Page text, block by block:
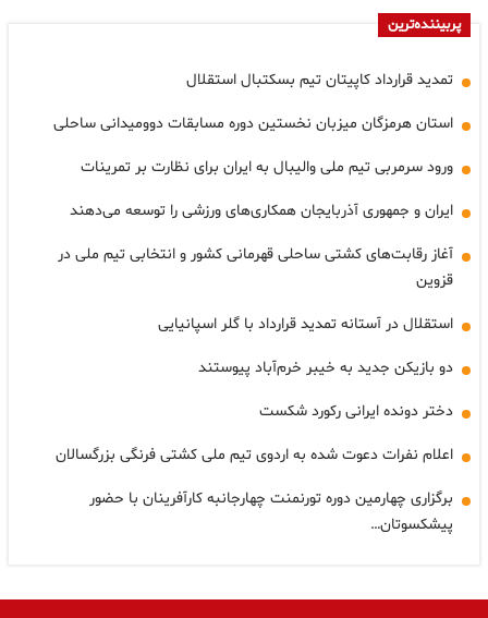
پربیننده‌ترین
تمدید قرارداد کاپیتان تیم بسکتبال استقلال
استان هرمزگان میزبان نخستین دوره مسابقات دوومیدانی ساحلی
ورود سرمربی تیم ملی والیبال به ایران برای نظارت بر تمرینات
ایران و جمهوری آذربایجان همکاری‌های ورزشی را توسعه می‌دهند
آغاز رقابت‌های کشتی ساحلی قهرمانی کشور و انتخابی تیم ملی در
قزوین
استقلال در آستانه تمدید قرارداد با گلر اسپانیایی
دو بازیکن جدید به خیبر خرم‌آباد پیوستند
دختر دونده ایرانی رکورد شکست
اعلام نفرات دعوت شده به اردوی تیم ملی کشتی فرنگی بزرگسالان
برگزاری چهارمین دوره تورنمنت چهارجانبه کارآفرینان با حضور
پیشکسوتان…